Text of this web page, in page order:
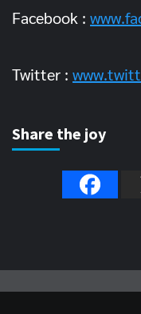
Facebook :
Twitter :
Share the joy